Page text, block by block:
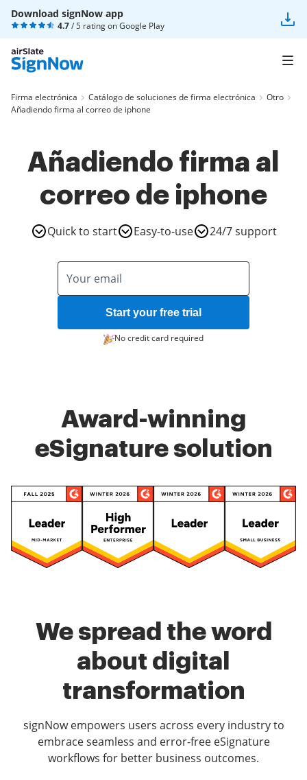
Download signNow app
4.7/ 5 rating onGoogle Play
Firma electrónica Catálogo de soluciones de firma electrónica
Otro
Añadiendo firma al correo de iphone
Añadiendo firma al
correo de iphone
Quick to start Easy-to-use 24/7 support
Start your free trial
No credit card required
Award-winning
eSignature solution
We spread the word
about digital
transformation
signNow empowers users across every industry to
embrace seamless and error-free eSignature
workflows for better business outcomes.